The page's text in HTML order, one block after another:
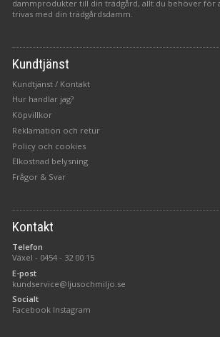
dammprodukter till din trädgård, allt du behöver för
trivas med din trädgårdsdamm.
Kundtjänst
Kundtjänst / Kontakt
Hur handlar jag?
Köpvillkor
Reklamation och retur
Policy och cookies
Elkostnad belysning
Frågor & Svar
Kontakt
Telefon
Växel - 0454 - 32 00 15
E-post
kundservice@ljusochmiljo.se
Socialt
Facebook Instagram